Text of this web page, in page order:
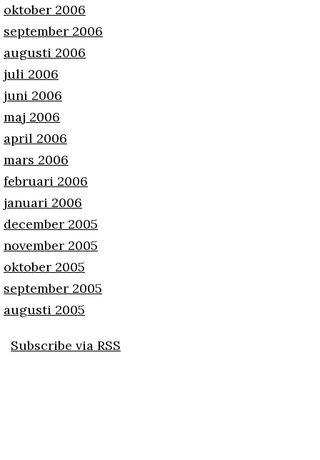
oktober 2006
september 2006
augusti 2006
juli 2006
juni 2006
maj 2006
april 2006
mars 2006
februari 2006
januari 2006
december 2005
november 2005
oktober 2005
september 2005
augusti 2005
Subscribe via RSS